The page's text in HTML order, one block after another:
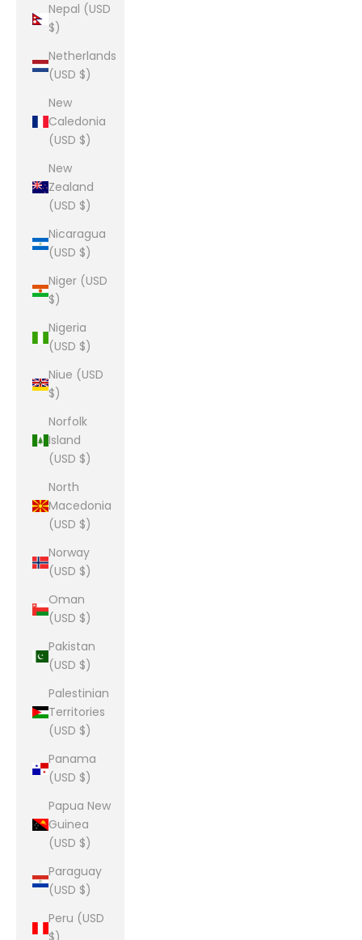
Nepal (USD
$)
Netherlands
(USD $)
New
Caledonia
(USD $)
New
Zealand
(USD $)
Nicaragua
(USD $)
Niger (USD
$)
Nigeria
(USD $)
Niue (USD
$)
Norfolk
Island
(USD $)
North
Macedonia
(USD $)
Norway
(USD $)
Oman
(USD $)
Pakistan
(USD $)
Palestinian
Territories
(USD $)
Panama
(USD $)
Papua New
Guinea
(USD $)
Paraguay
(USD $)
Peru (USD